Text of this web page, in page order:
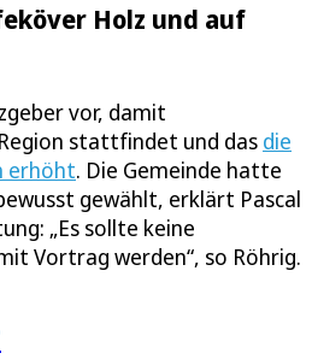
Holz und auf
vor, damit
stattfindet und das die
erhöht. Die Gemeinde hatte
gewählt, erklärt Pascal
„Es sollte keine
Vortrag werden“, so Röhrig.